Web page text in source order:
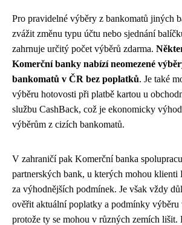
Pro pravidelné výběry z bankomatů jiných
zvážit změnu typu účtu nebo sjednání
zahrnuje určitý počet výběrů zdarma.
Komerční banky nabízí neomezené
bankomatů v ČR bez poplatků. Je také
výběru hotovosti při platbě kartou u
službu CashBack, což je ekonomicky
výběrům z cizích bankomatů.
V zahraničí pak Komerční banka
partnerských bank, u kterých mohou
za výhodnějších podmínek. Je však vždy
ověřit aktuální poplatky a podmínky výběru
protože ty se mohou v různých zemích lišit.